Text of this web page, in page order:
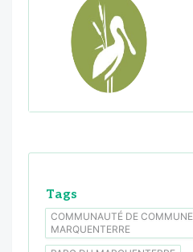
Tags
COMMUNAUTÉ DE
MARQUENTERRE